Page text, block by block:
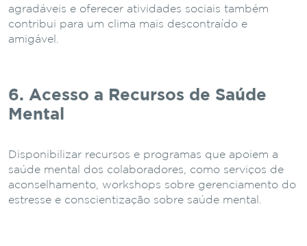
agradáveis e oferecer atividades sociais também
contribui para um clima mais descontraído e
amigável.
6. Acesso a Recursos de Saúde
Mental
Disponibilizar recursos e programas que apoiem a
saúde mental dos colaboradores, como serviços de
aconselhamento, workshops sobre gerenciamento do
estresse e conscientização sobre saúde mental.